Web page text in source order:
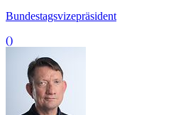
Bundestagsvizepräsident
()